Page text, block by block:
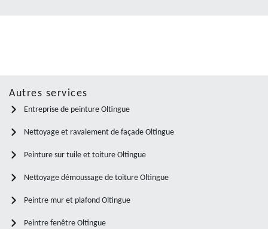
Autres services
Entreprise de peinture Oltingue
Nettoyage et ravalement de façade Oltingue
Peinture sur tuile et toiture Oltingue
Nettoyage démoussage de toiture Oltingue
Peintre mur et plafond Oltingue
Peintre fenêtre Oltingue